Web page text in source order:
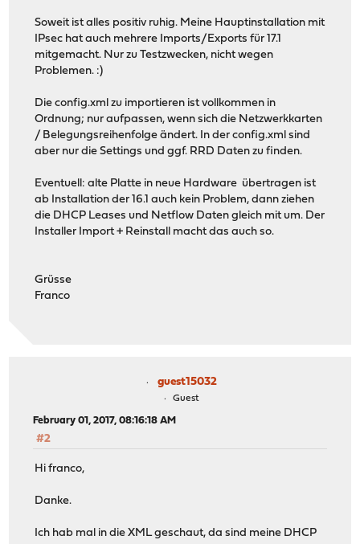
Soweit ist alles positiv ruhig. Meine Hauptinstallation mit
IPsec hat auch mehrere Imports/Exports für 17.1
mitgemacht. Nur zu Testzwecken, nicht wegen
Problemen. :)
Die config.xml zu importieren ist vollkommen in
Ordnung; nur aufpassen, wenn sich die Netzwerkkarten
/ Belegungsreihenfolge ändert. In der config.xml sind
aber nur die Settings und ggf. RRD Daten zu finden.
Eventuell: alte Platte in neue Hardware übertragen ist
ab Installation der 16.1 auch kein Problem, dann ziehen
die DHCP Leases und Netflow Daten gleich mit um. Der
Installer Import + Reinstall macht das auch so.
Grüsse
Franco
guest15032
Guest
February 01, 2017, 08:16:18 AM
#2
Hi franco,
Danke.
Ich hab mal in die XML geschaut, da sind meine DHCP